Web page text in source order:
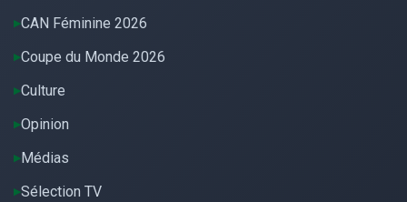
CAN Féminine 2026
Coupe du Monde 2026
Culture
Opinion
Médias
Sélection TV